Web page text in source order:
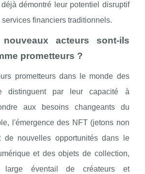
démontré leur potentiel disruptif
financiers traditionnels.
acteurs sont-ils
prometteurs ?
prometteurs dans le monde des
distinguent par leur capacité à
aux besoins changeants du
l'émergence des NFT (jetons non
de nouvelles opportunités dans le
et des objets de collection,
éventail de créateurs et